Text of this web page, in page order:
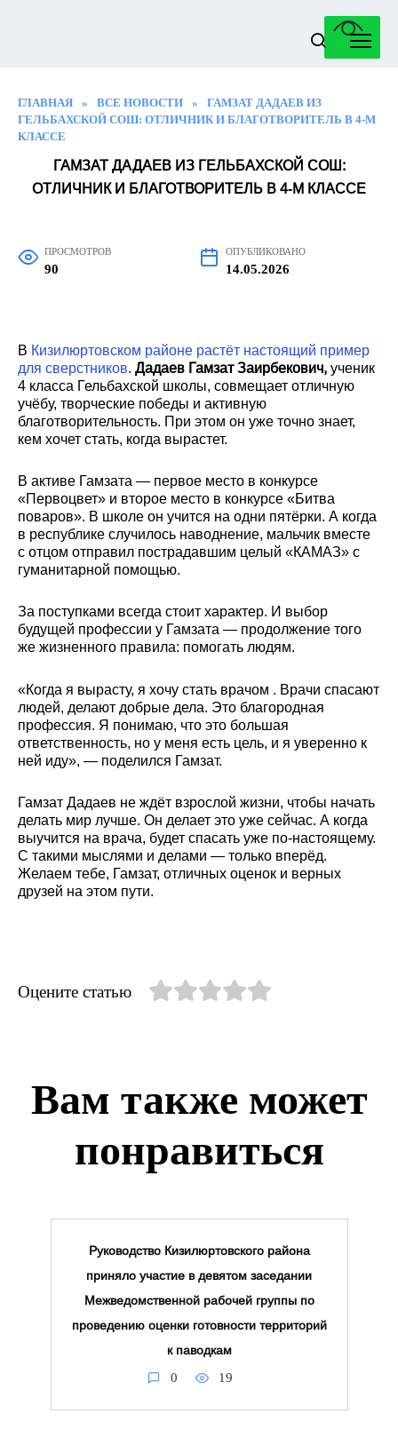
ГЛАВНАЯ » ВСЕ НОВОСТИ »
ГАМЗАТ ДАДАЕВ ИЗ
ГЕЛЬБАХСКОЙ СОШ: ОТЛИЧНИК И БЛАГОТВОРИТЕЛЬ В 4‑М
КЛАССЕ
ГАМЗАТ ДАДАЕВ ИЗ ГЕЛЬБАХСКОЙ СОШ:
ОТЛИЧНИК И БЛАГОТВОРИТЕЛЬ В 4‑М КЛАССЕ
ПРОСМОТРОВ
90
ОПУБЛИКОВАНО
14.05.2026
В Кизилюртовском районе растёт настоящий пример
для сверстников. Дадаев Гамзат Заирбекович, ученик
4 класса Гельбахской школы, совмещает отличную
учёбу, творческие победы и активную
благотворительность. При этом он уже точно знает,
кем хочет стать, когда вырастет.
В активе Гамзата — первое место в конкурсе
«Первоцвет» и второе место в конкурсе «Битва
поваров». В школе он учится на одни пятёрки. А когда
в республике случилось наводнение, мальчик вместе
с отцом отправил пострадавшим целый «КАМАЗ» с
гуманитарной помощью.
За поступками всегда стоит характер. И выбор
будущей профессии у Гамзата — продолжение того
же жизненного правила: помогать людям.
«Когда я вырасту, я хочу стать врачом . Врачи спасают
людей, делают добрые дела. Это благородная
профессия. Я понимаю, что это большая
ответственность, но у меня есть цель, и я уверенно к
ней иду», — поделился Гамзат.
Гамзат Дадаев не ждёт взрослой жизни, чтобы начать
делать мир лучше. Он делает это уже сейчас. А когда
выучится на врача, будет спасать уже по-настоящему.
С такими мыслями и делами — только вперёд.
Желаем тебе, Гамзат, отличных оценок и верных
друзей на этом пути.
Оцените статью
Вам также может
понравиться
Руководство Кизилюртовского района
приняло участие в девятом заседании
Межведомственной рабочей группы по
проведению оценки готовности территорий
к паводкам
0 19